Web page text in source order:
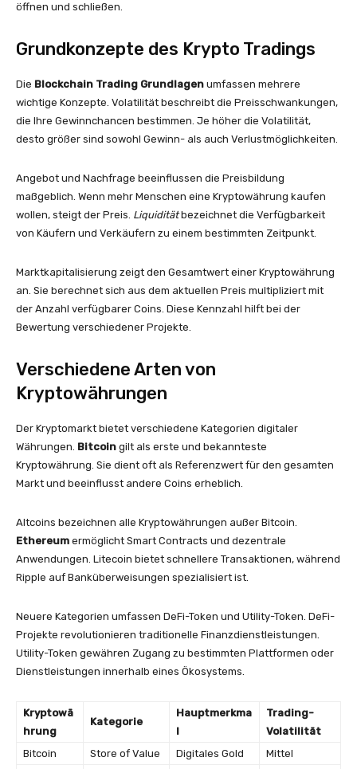
öffnen und schließen.
Grundkonzepte des Krypto Tradings
Die Blockchain Trading Grundlagen umfassen mehrere
wichtige Konzepte. Volatilität beschreibt die Preisschwankungen,
die Ihre Gewinnchancen bestimmen. Je höher die Volatilität,
desto größer sind sowohl Gewinn- als auch Verlustmöglichkeiten.
Angebot und Nachfrage beeinflussen die Preisbildung
maßgeblich. Wenn mehr Menschen eine Kryptowährung kaufen
wollen, steigt der Preis. Liquiditätbezeichnet die Verfügbarkeit
von Käufern und Verkäufern zu einem bestimmten Zeitpunkt.
Marktkapitalisierung zeigt den Gesamtwert einer Kryptowährung
an. Sie berechnet sich aus dem aktuellen Preis multipliziert mit
der Anzahl verfügbarer Coins. Diese Kennzahl hilft bei der
Bewertung verschiedener Projekte.
Verschiedene Arten von
Kryptowährungen
Der Kryptomarkt bietet verschiedene Kategorien digitaler
Währungen. Bitcoin gilt als erste und bekannteste
Kryptowährung. Sie dient oft als Referenzwert für den gesamten
Markt und beeinflusst andere Coins erheblich.
Altcoins bezeichnen alle Kryptowährungen außer Bitcoin.
Ethereum ermöglicht Smart Contracts und dezentrale
Anwendungen. Litecoin bietet schnellere Transaktionen, während
Ripple auf Banküberweisungen spezialisiert ist.
Neuere Kategorien umfassen DeFi-Token und Utility-Token. DeFi-
Projekte revolutionieren traditionelle Finanzdienstleistungen.
Utility-Token gewähren Zugang zu bestimmten Plattformen oder
Dienstleistungen innerhalb eines Ökosystems.
Kryptowä
hrung
Kategorie
Hauptmerkma
l
Trading-
Volatilität
Bitcoin
Store of Value Digitales Gold Mittel